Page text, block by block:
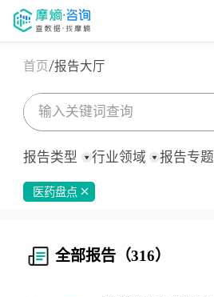
首页 报告大厅
报告类型 行业领域 报告专题
全部
定制化报告
全部
医疗器械
全部
集采分析
全部
财报
全部
其他
医药盘点
全部报告（316）